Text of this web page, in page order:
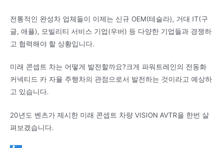
전통적인 완성차 업체들이 이제는 신규 OEM(테슬라), 거대 IT(구
글, 애플), 모빌리티 서비스 기업(우버) 등 다양한 기업들과 경쟁하
고 협력해야 할 상황입니다.
미래 콘셉트 차는 어떻게 발전할까요?크게 파워트레인의 전동화
커넥티드 카 자율 주행차의 관점으로서 발전하는 것이라고 예상하
고 있습니다.
20년도 벤츠가 제시한 미래 콘셉트 차량 VISION AVTR을 한번 살
펴보겠습니다.